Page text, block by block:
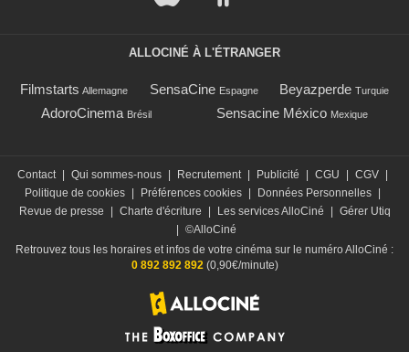
ALLOCINÉ À L'ÉTRANGER
Filmstarts Allemagne SensaCine Espagne Beyazperde Turquie
AdoroCinema Brésil Sensacine México Mexique
Contact Qui sommes-nous Recrutement Publicité CGU CGV
Politique de cookies
Préférences cookies Données Personnelles
Revue de presse
Charte d'écriture Les services AlloCiné
Gérer Utiq
©AlloCiné
Retrouvez tous les horaires et infos de votre cinéma sur le numéro AlloCiné :
0 892 892 892(0,90€/minute)